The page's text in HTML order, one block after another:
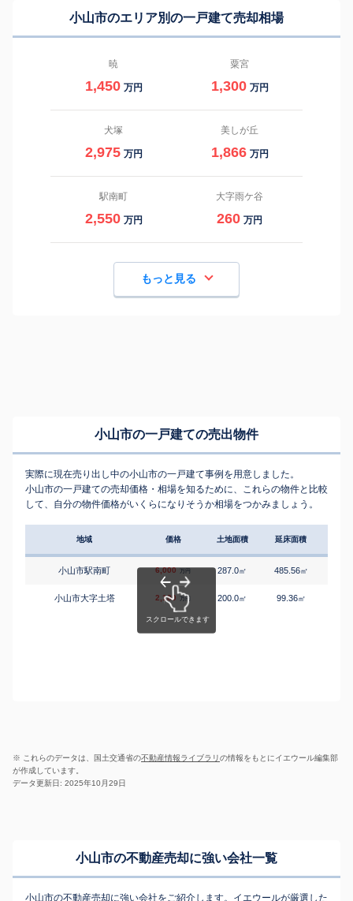
小山市のエリア別の一戸建て売却相場
暁
1,450 万円
粟宮
1,300 万円
犬塚
2,975 万円
美しが丘
1,866 万円
駅南町
2,550 万円
大字雨ケ谷
260 万円
もっと見る
小山市の一戸建ての売出物件
実際に現在売り出し中の小山市の一戸建て事例を用意しました。
小山市の一戸建ての売却価格・相場を知るために、これらの物件と比較
して、自分の物件価格がいくらになりそうか相場をつかみましょう。
地域 価格 土地面積 延床面積
小山市駅南町 6,000 万円 287.0㎡ 485.56㎡
小山市大字土塔 2,180 万円 200.0㎡ 99.36㎡
※ これらのデータは、国土交通省の不動産情報ライブラリの情報をもとにイエウール編集部
が作成しています。
データ更新日: 2025年10月29日
小山市の不動産売却に強い会社一覧
小山市の不動産売却に強い会社をご紹介します。イエウールが厳選した